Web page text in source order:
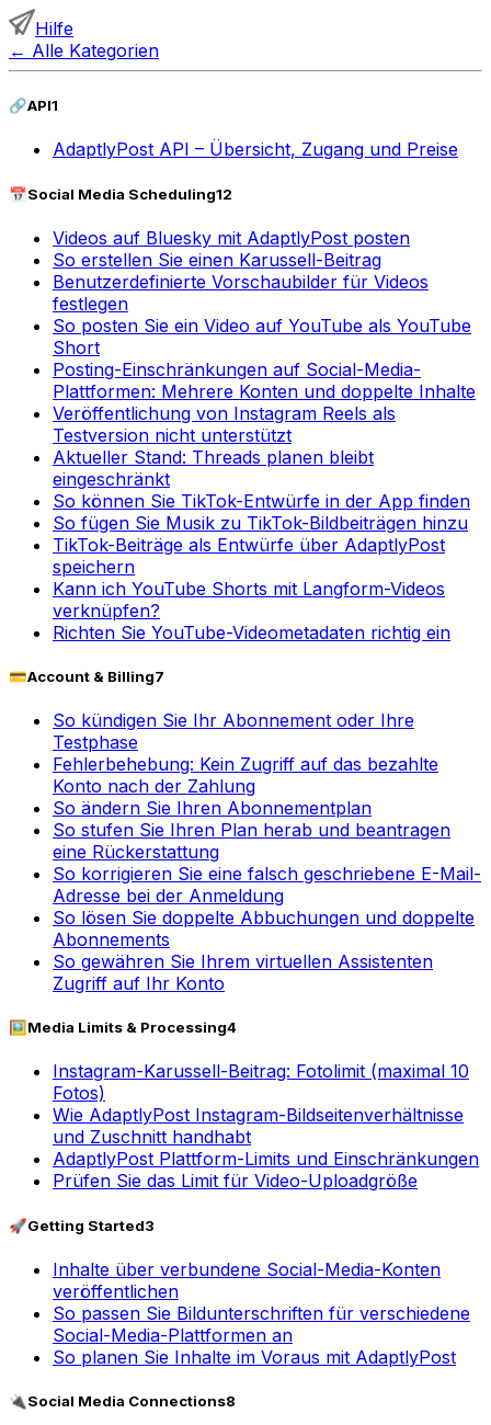
Hilfe
← Alle Kategorien
🔗API1
AdaptlyPost API – Übersicht, Zugang und Preise
📅Social Media Scheduling12
Videos auf Bluesky mit AdaptlyPost posten
So erstellen Sie einen Karussell-Beitrag
Benutzerdefinierte Vorschaubilder für Videos
festlegen
So posten Sie ein Video auf YouTube als YouTube
Short
Posting-Einschränkungen auf Social-Media-
Plattformen: Mehrere Konten und doppelte Inhalte
Veröffentlichung von Instagram Reels als
Testversion nicht unterstützt
Aktueller Stand: Threads planen bleibt
eingeschränkt
So können Sie TikTok-Entwürfe in der App finden
So fügen Sie Musik zu TikTok-Bildbeiträgen hinzu
TikTok-Beiträge als Entwürfe über AdaptlyPost
speichern
Kann ich YouTube Shorts mit Langform-Videos
verknüpfen?
Richten Sie YouTube-Videometadaten richtig ein
💳Account & Billing7
So kündigen Sie Ihr Abonnement oder Ihre
Testphase
Fehlerbehebung: Kein Zugriff auf das bezahlte
Konto nach der Zahlung
So ändern Sie Ihren Abonnementplan
So stufen Sie Ihren Plan herab und beantragen
eine Rückerstattung
So korrigieren Sie eine falsch geschriebene E-Mail-
Adresse bei der Anmeldung
So lösen Sie doppelte Abbuchungen und doppelte
Abonnements
So gewähren Sie Ihrem virtuellen Assistenten
Zugriff auf Ihr Konto
🖼️ Media Limits & Processing4
Instagram-Karussell-Beitrag: Fotolimit (maximal 10
Fotos)
Wie AdaptlyPost Instagram-Bildseitenverhältnisse
und Zuschnitt handhabt
AdaptlyPost Plattform-Limits und Einschränkungen
Prüfen Sie das Limit für Video-Uploadgröße
🚀Getting Started3
Inhalte über verbundene Social-Media-Konten
veröffentlichen
So passen Sie Bildunterschriften für verschiedene
Social-Media-Plattformen an
So planen Sie Inhalte im Voraus mit AdaptlyPost
🔌Social Media Connections8